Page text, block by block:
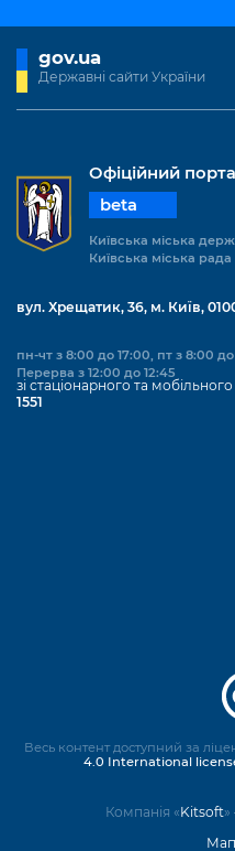
gov.ua
Державні сайти України
Офіційний
beta
Київська міська
Київська міська рада
вул. Хрещатик, 36, м. Київ,
пн-чт з 8:00 до 17:00, пт з 8:00 до
Перерва з 12:00 до 12:45
зі стаціонарного та мобільного
1551
Компанія «Kitsoft
Весь контент доступний за
4.0 International